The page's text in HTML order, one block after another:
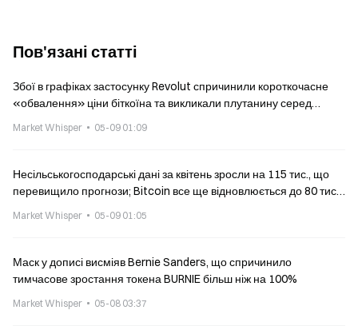
Пов'язані статті
Збої в графіках застосунку Revolut спричинили короткочасне
«обвалення» ціни біткоїна та викликали плутанину серед
Market Whisper 05-09 01:09
Несільськогосподарські дані за квітень зросли на 115 тис., що
перевищило прогнози; Bitcoin все ще відновлюється до 80 тис.
Market Whisper 05-09 01:05
Маск у дописі висміяв Bernie Sanders, що спричинило
тимчасове зростання токена BURNIE більш ніж на 100%
Market Whisper 05-08 03:37